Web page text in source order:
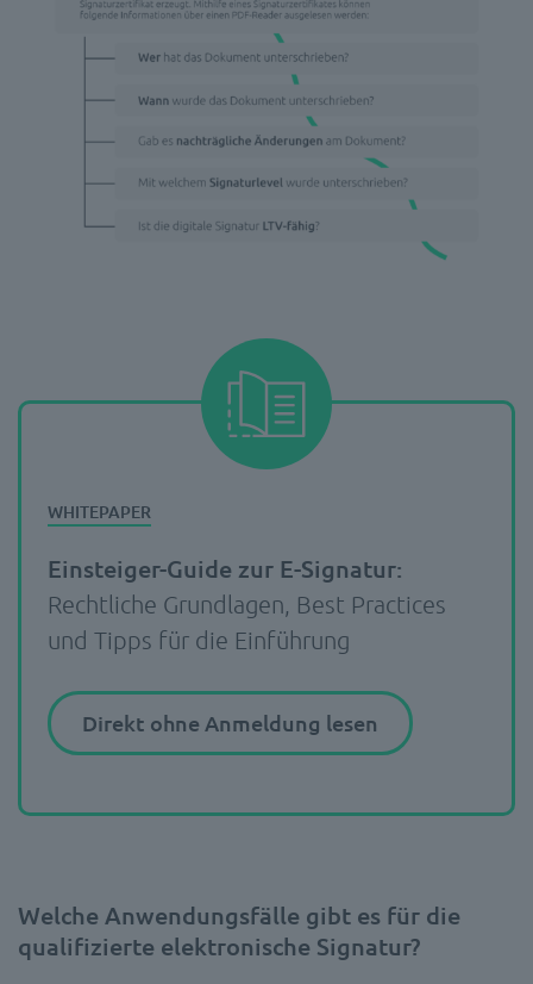
Einsteiger-Guide zur E-Signatur:
Rechtliche Grundlagen, Best Practices
und Tipps für die Einführung
Direkt ohne Anmeldung lesen
Welche Anwendungsfälle gibt es für die
qualifizierte elektronische Signatur?